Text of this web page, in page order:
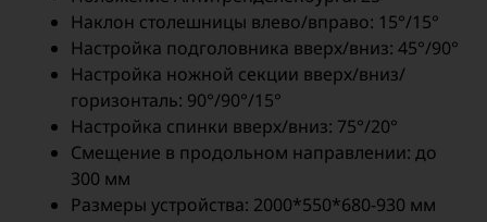
Наклон столешницы влево/вправо: 15°/15°
Настройка подголовника вверх/вниз: 45°/90°
Настройка ножной секции вверх/вниз/
горизонталь: 90°/90°/15°
Настройка спинки вверх/вниз: 75°/20°
Смещение в продольном направлении: до
300 мм
Размеры устройства: 2000*550*680-930 мм